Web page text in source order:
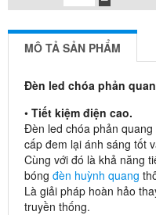
MÔ TẢ SẢN PHẨM
Đèn led chóa phản
• Tiết kiệm điện cao.
Đèn led chóa phản
cấp đem lại ánh sáng tốt
Cùng với đó là khả năng
bóng đèn huỳnh quang
Là giải pháp hoàn hảo
truyền thống.